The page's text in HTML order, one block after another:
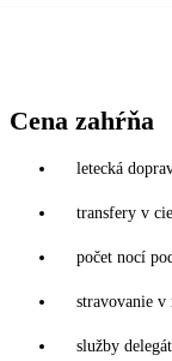
Cena zahŕňa
letecká
transfery v
počet nocí
stravovanie v
služby